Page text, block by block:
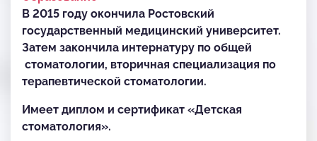
В 2015 году окончила Ростовский
государственный медицинский университет.
Затем закончила интернатуру по общей
стоматологии, вторичная специализация по
терапевтической стоматологии.
Имеет диплом и сертификат «Детская
стоматология».